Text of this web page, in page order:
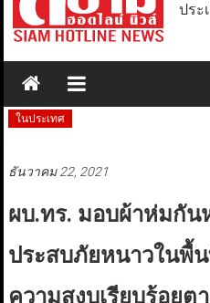
ประ
ในประเทศ
ธันวาคม 22, 2021
ผบ.ทร. มอบผ้าห่มกัน
ประสบภัยหนาวในพื้
ความสงบเรียบร้อยต